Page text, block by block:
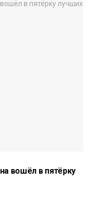
вошёл в пятёрку